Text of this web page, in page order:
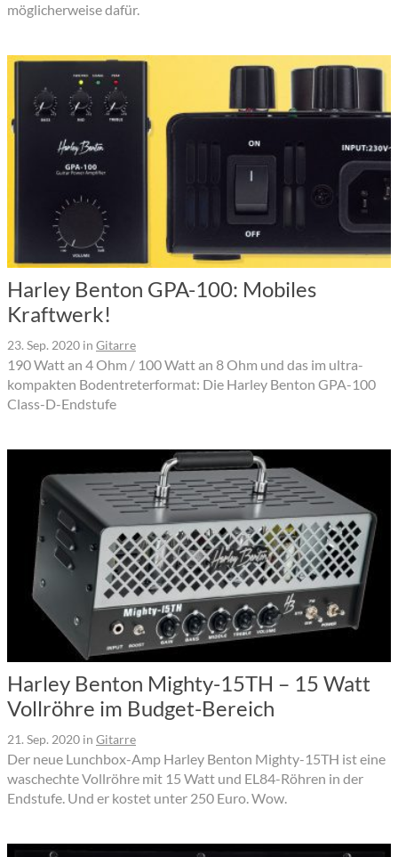
möglicherweise dafür.
Harley Benton GPA-100: Mobiles
Kraftwerk!
23. Sep. 2020 in Gitarre
190 Watt an 4 Ohm / 100 Watt an 8 Ohm und das im ultra-
kompakten Bodentreterformat: Die Harley Benton GPA-100
Class-D-Endstufe
Harley Benton Mighty-15TH – 15 Watt
Vollröhre im Budget-Bereich
21. Sep. 2020 in Gitarre
Der neue Lunchbox-Amp Harley Benton Mighty-15TH ist eine
waschechte Vollröhre mit 15 Watt und EL84-Röhren in der
Endstufe. Und er kostet unter 250 Euro. Wow.